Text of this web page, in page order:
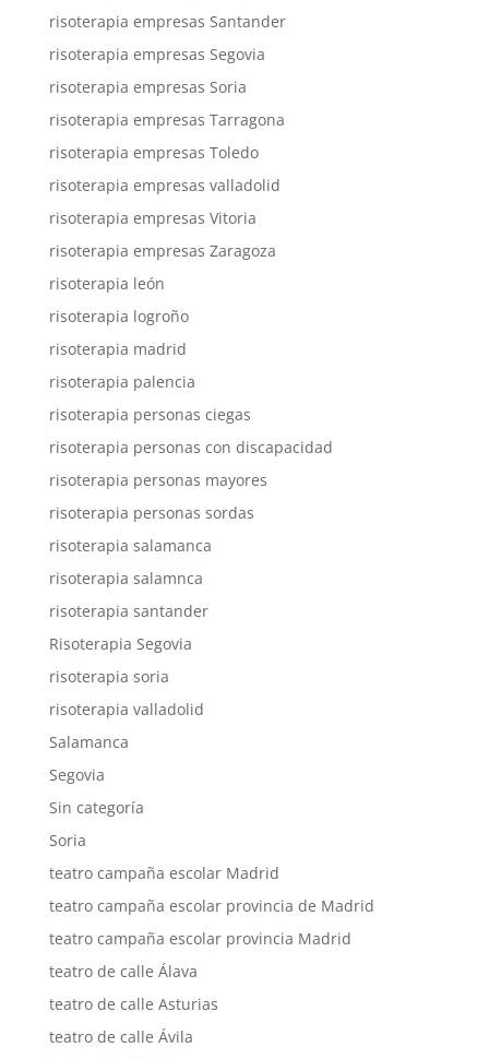
risoterapia empresas Santander
risoterapia empresas Segovia
risoterapia empresas Soria
risoterapia empresas Tarragona
risoterapia empresas Toledo
risoterapia empresas valladolid
risoterapia empresas Vitoria
risoterapia empresas Zaragoza
risoterapia león
risoterapia logroño
risoterapia madrid
risoterapia palencia
risoterapia personas ciegas
risoterapia personas con discapacidad
risoterapia personas mayores
risoterapia personas sordas
risoterapia salamanca
risoterapia salamnca
risoterapia santander
Risoterapia Segovia
risoterapia soria
risoterapia valladolid
Salamanca
Segovia
Sin categoría
Soria
teatro campaña escolar Madrid
teatro campaña escolar provincia de Madrid
teatro campaña escolar provincia Madrid
teatro de calle Álava
teatro de calle Asturias
teatro de calle Ávila